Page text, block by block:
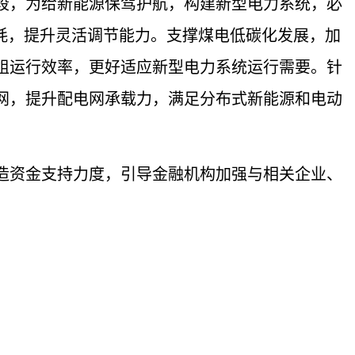
为给新能源保驾护航，构建新型电力系统，必
提升灵活调节能力。支撑煤电低碳化发展，加
行效率，更好适应新型电力系统运行需要。针
提升配电网承载力，满足分布式新能源和电动
支持力度，引导金融机构加强与相关企业、